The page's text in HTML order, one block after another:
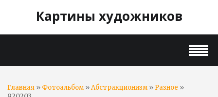
Картины художников
Главная » Фотоальбом»Абстракционизм» Разное »